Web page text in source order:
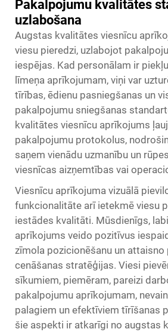
Pakalpojumu kvalitātes
uzlabošana
Augstas kvalitātes viesnīcu
viesu pieredzi, uzlabojot
iespējas. Kad personālam ir
līmeņa aprīkojumam, viņi var
tīrības, ēdienu pasniegšanas un
pakalpojumu sniegšanas
kvalitātes viesnīcu aprīkojums
pakalpojumu protokolus,
saņem vienādu uzmanību un
viesnīcas aizņemtības vai
Viesnīcu aprīkojuma vizuālā
funkcionalitāte arī ietekmē viesu
iestādes kvalitāti. Mūsdienīgs,
aprīkojums veido pozitīvus
zīmola pozicionēšanu un attaisno
cenāšanas stratēģijas. Viesi
sīkumiem, piemēram, pareizi
pakalpojumu aprīkojumam,
palagiem un efektīviem tīrīšanas
šie aspekti ir atkarīgi no augstas